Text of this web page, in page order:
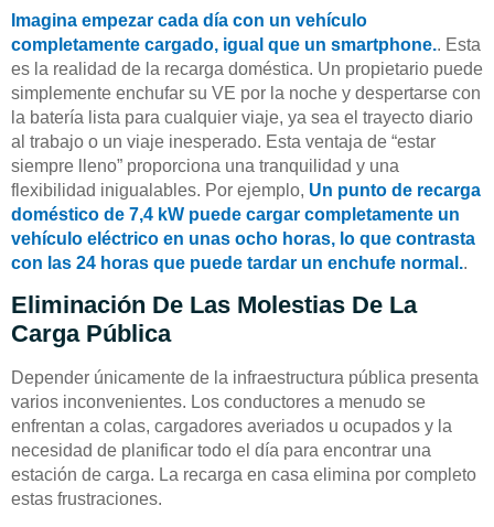
Imagina empezar cada día con un vehículo
completamente cargado, igual que un smartphone.. Esta
es la realidad de la recarga doméstica. Un propietario puede
simplemente enchufar su VE por la noche y despertarse con
la batería lista para cualquier viaje, ya sea el trayecto diario
al trabajo o un viaje inesperado. Esta ventaja de “estar
siempre lleno” proporciona una tranquilidad y una
flexibilidad inigualables. Por ejemplo, Un punto de recarga
doméstico de 7,4 kW puede cargar completamente un
vehículo eléctrico en unas ocho horas, lo que contrasta
con las 24 horas que puede tardar un enchufe normal..
Eliminación De Las Molestias De La
Carga Pública
Depender únicamente de la infraestructura pública presenta
varios inconvenientes. Los conductores a menudo se
enfrentan a colas, cargadores averiados u ocupados y la
necesidad de planificar todo el día para encontrar una
estación de carga. La recarga en casa elimina por completo
estas frustraciones.